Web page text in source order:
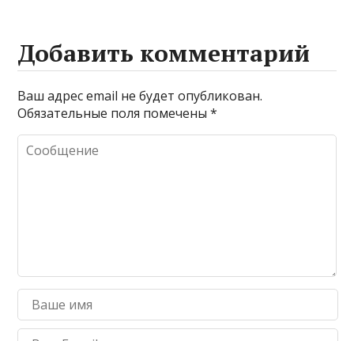
Добавить комментарий
Ваш адрес email не будет опубликован.
Обязательные поля помечены*